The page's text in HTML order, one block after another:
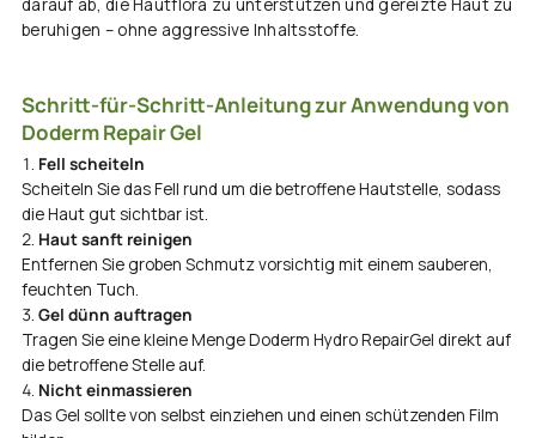
darauf ab, die Hautflora zu unterstützen und gereizte Haut zu
beruhigen – ohne aggressive Inhaltsstoffe.
Schritt-für-Schritt-Anleitung zur Anwendung von
Doderm Repair Gel
Fell scheiteln
Scheiteln Sie das Fell rund um die betroffene Hautstelle, sodass
die Haut gut sichtbar ist.
Haut sanft reinigen
Entfernen Sie groben Schmutz vorsichtig mit einem sauberen,
feuchten Tuch.
Gel dünn auftragen
Tragen Sie eine kleine Menge Doderm Hydro RepairGel direkt auf
die betroffene Stelle auf.
Nicht einmassieren
Das Gel sollte von selbst einziehen und einen schützenden Film